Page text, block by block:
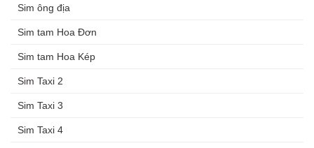
Sim ông địa
Sim tam Hoa Đơn
Sim tam Hoa Kép
Sim Taxi 2
Sim Taxi 3
Sim Taxi 4